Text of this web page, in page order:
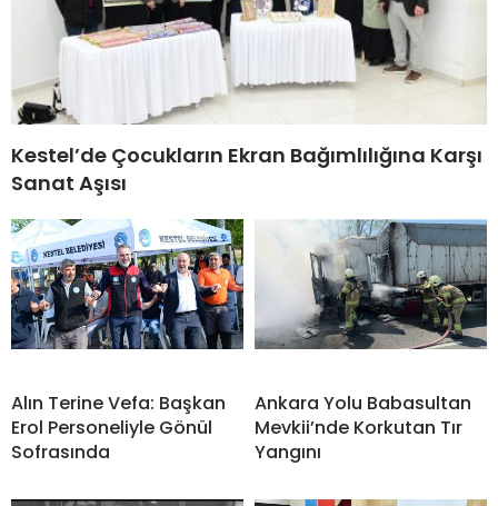
Kestel’de Çocukların Ekran Bağımlılığına Karşı
Sanat Aşısı
Alın Terine Vefa: Başkan
Erol Personeliyle Gönül
Sofrasında
Ankara Yolu Babasultan
Mevkii’nde Korkutan Tır
Yangını